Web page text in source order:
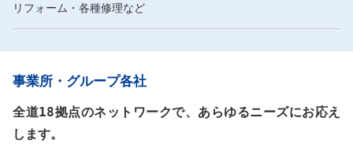
リフォーム・各種修理など
事業所・グループ各社
全道18拠点のネットワークで、あらゆるニーズにお応え
します。